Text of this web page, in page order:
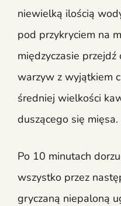
niewielką ilością
pod przykryciem na
międzyczasie
warzyw z wyjątkiem
średniej wielkości
duszącego się mięsa.
Po 10 minutach
wszystko przez
gryczaną niepaloną